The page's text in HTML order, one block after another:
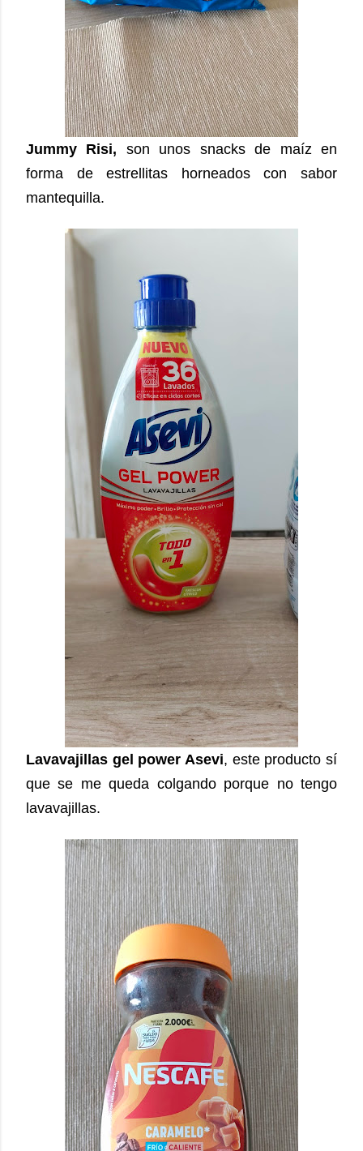
Jummy Risi, son unos snacks de maíz en
forma de estrellitas horneados con sabor
mantequilla.
Lavavajillas gel power Asevi, este producto sí
que se me queda colgando porque no tengo
lavavajillas.